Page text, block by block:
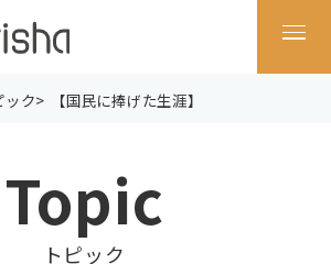
ック> 【国民に捧げた生涯】
Topic
トピック